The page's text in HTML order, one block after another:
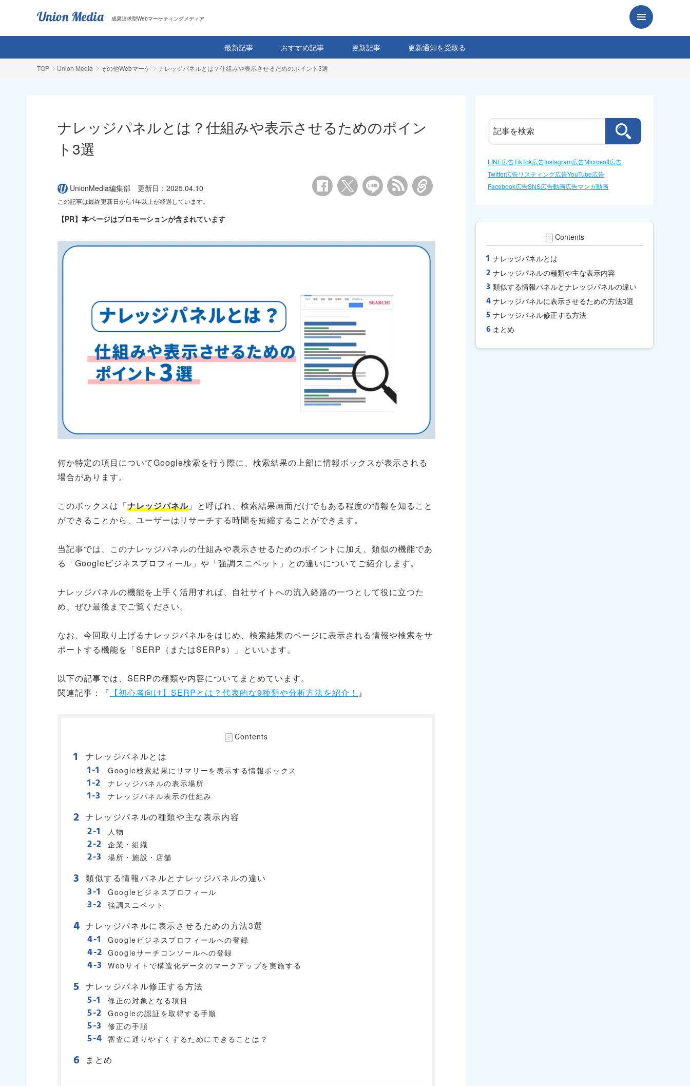
成果追求型Webマーケティングメディア
最新記事 おすすめ記事 更新記事 更新通知を受取る
TOP Union Media その他Webマーケ ナレッジパネルとは？仕組みや表示させるためのポイント3選
ナレッジパネルとは？仕組みや表示させるためのポイン
ト3選
UnionMedia編集部 更新日：2025.04.10
この記事は最終更新日から1年以上が経過しています。
【PR】本ページはプロモーションが含まれています
何か特定の項目についてGoogle検索を行う際に、検索結果の上部に情報ボックスが表示される
場合があります。
このボックスは「ナレッジパネル 」と呼ばれ、検索結果画面だけでもある程度の情報を知ること
ができることから、ユーザーはリサーチする時間を短縮することができます。
当記事では、このナレッジパネルの仕組みや表示させるためのポイントに加え、類似の機能であ
る「Googleビジネスプロフィール」や「強調スニペット」との違いについてご紹介します。
ナレッジパネルの機能を上手く活用すれば、自社サイトへの流入経路の一つとして役に立つた
め、ぜひ最後までご覧ください。
なお、今回取り上げるナレッジパネルをはじめ、検索結果のページに表示される情報や検索をサ
ポートする機能を「SERP（またはSERPs）」といいます。
以下の記事では、SERPの種類や内容についてまとめています。
関連記事：『 【初心者向け】SERPとは？代表的な9種類や分析方法を紹介！ 』
Contents
ナレッジパネルとは
Google検索結果にサマリーを表示する情報ボックス
ナレッジパネルの表示場所
ナレッジパネル表示の仕組み
ナレッジパネルの種類や主な表示内容
人物
企業・組織
場所・施設・店舗
類似する情報パネルとナレッジパネルの違い
Googleビジネスプロフィール
強調スニペット
ナレッジパネルに表示させるための方法3選
Googleビジネスプロフィールへの登録
Googleサーチコンソールへの登録
Webサイトで構造化データのマークアップを実施する
ナレッジパネル修正する方法
修正の対象となる項目
Googleの認証を取得する手順
修正の手順
審査に通りやすくするためにできることは？
まとめ
LINE広告TikTok広告Instagram広告Microsoft広告
Twitter広告リスティング広告YouTube広告
Facebook広告SNS広告動画広告マンガ動画
Contents
ナレッジパネルとは
ナレッジパネルの種類や主な表示内容
類似する情報パネルとナレッジパネルの違い
ナレッジパネルに表示させるための方法3選
ナレッジパネル修正する方法
まとめ